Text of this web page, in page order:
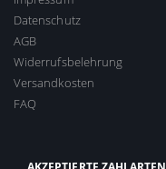
Datenschutz
AGB
Widerrufsbelehrung
Versandkosten
FAQ